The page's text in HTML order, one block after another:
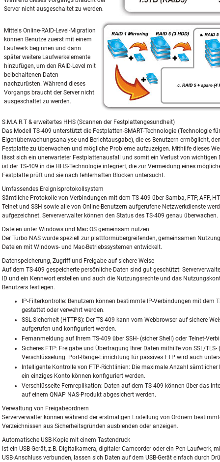
Server nicht ausgeschaltet zu werden.
Mittels Online-RAID-Level-Migration
können Benutze zuerst mit einem
Laufwerk beginnen und dann
später weitere Laufwerkelemente
hinzufügen, um den RAID-Level mit
beibehaltenen Daten
nachzurüsten. Während dieses
Vorgangs braucht der Server nicht
ausgeschaltet zu werden.
S.M.A.R.T & erweitertes HHS (Scannen der Festplattengesundheit)
Das Modell TS-409 unterstützt die Festplatten-SMART-Technologie (Technologie für
Eigenüberwachungsanalyse und Berichtausgabe), die es Benutzern ermöglicht,
Festplatte zu überwachen und mögliche Probleme aufzuzeigen. Mithilfe dieses
lässt sich ein unerwarteter Festplattenausfall und somit ein Verlust von wichtigen
ist der TS-409 in die HHS-Technologie integriert, die zur Vermeidung eines
Festplatte prüft und sie nach fehlerhaften Blöcken untersucht.
Umfassendes Ereignisprotokollsystem
Sämtliche Protokolle von Verbindungen mit dem TS-409 über Samba, FTP, AFP,
Telnet und SSH sowie alle von Online-Benutzern aufgerufene Netzwerkdienste
aufgezeichnet. Serververwalter können den Status des TS-409 genau überwachen.
Dateien unter Windows und Mac OS gemeinsam nutzen
Der Turbo NAS wurde speziell zur plattformübergreifenden, gemeinsamen
Dateien mit Windows- und Mac-Betriebssystemen entwickelt.
Datenspeicherung, Zugriff und Freigabe auf sichere Weise
Auf dem TS-409 gespeicherte persönliche Daten sind gut geschützt:
ID und ein Kennwort erstellen und auch die Nutzungsrechte und das
Benutzers festlegen.
IP-Filterkontrolle: Benutzern können bestimmte IP-Verbindungen mit dem
gestattet oder verwehrt werden.
SSL-Sicherheit (HTTPS): Der TS-409 kann vom Webbrowser auf sichere
aufgerufen und konfiguriert werden.
Fernanmeldung auf Ihrem TS-409 über SSH- (sicher Shell) oder Telnet-
Sicheres FTP: Freigabe und Übertragung Ihrer Daten mithilfe von SSL/TLS-
Verschlüsselung. Port-Range-Einrichtung für passives FTP wird auch
Intelligente Kontrolle von FTP-Richtlinien: Die maximale Anzahl sämtlicher
ein einziges Konto können konfiguriert werden.
Verschlüsselte Fernreplikation: Daten auf dem TS-409 können über das
auf einem QNAP NAS-Produkt abgesichert werden.
Verwaltung von Freigabeordnern
Serververwalter können während der erstmaligen Erstellung von Ordnern
Verzeichnissen aus Sicherheitsgründen ausblenden oder anzeigen.
Automatische USB-Kopie mit einem Tastendruck
Ist ein USB-Gerät, z.B. Digitalkamera, digitaler Camcorder oder ein Pen-Laufwerk,
USB-Anschluss verbunden, lassen sich Daten auf dem USB-Gerät einfach durch